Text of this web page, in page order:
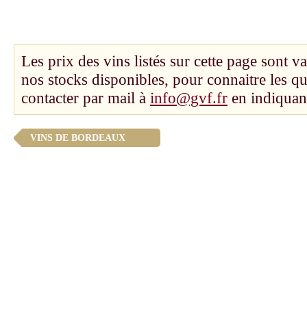
Les prix des vins listés sur cette page sont
nos stocks disponibles, pour connaitre les
contacter par mail à info@gvf.fr en
VINS DE BORDEAUX